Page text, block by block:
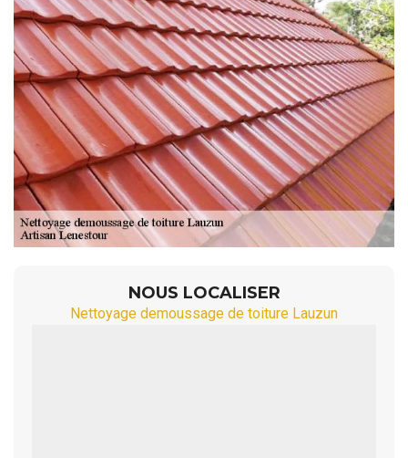
NOUS LOCALISER
Nettoyage demoussage de toiture Lauzun